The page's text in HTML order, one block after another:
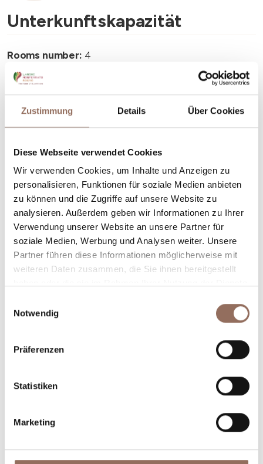
Zustimmung Details Über Cookies
Diese Webseite verwendet Cookies
Wir verwenden Cookies, um Inhalte und Anzeigen zu
personalisieren, Funktionen für soziale Medien anbieten
zu können und die Zugriffe auf unsere Website zu
analysieren. Außerdem geben wir Informationen zu Ihrer
Verwendung unserer Website an unsere Partner für
soziale Medien, Werbung und Analysen weiter. Unsere
Partner führen diese Informationen möglicherweise mit
weiteren Daten zusammen, die Sie ihnen bereitgestellt
Notwendig
Präferenzen
Statistiken
Marketing
Unterkunftskapazität
Rooms number: 4
Anzahl Badezimmer:
Beds number:8
Dein Urlaub
Plane, wo du übernachtest und isst, was du in jedem
Winkel des Langhe Monferrato Roero unternehmen
willst, mit einem Blick aufs Wetter in Echtzeit.